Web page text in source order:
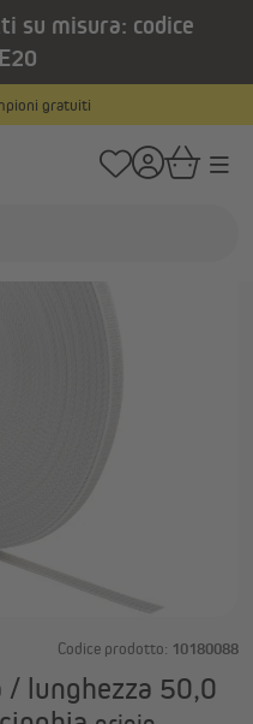
su misura: codice
gratuiti
/
Codice prodotto: 10180088
/ lunghezza 50,0